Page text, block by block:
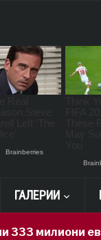
ГАЛЕРИИ
евра